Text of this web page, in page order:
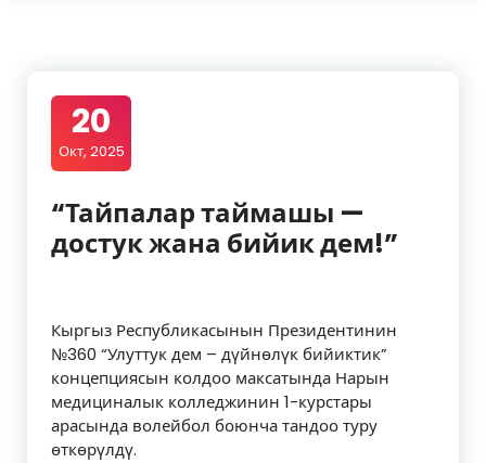
20
Окт, 2025
“Тайпалар таймашы —
достук жана бийик дем!”
Кыргыз Республикасынын Президентинин
№360 “Улуттук дем – дүйнөлүк бийиктик”
концепциясын колдоо максатында Нарын
медициналык колледжинин 1-курстары
арасында волейбол боюнча тандоо туру
өткөрүлдү.